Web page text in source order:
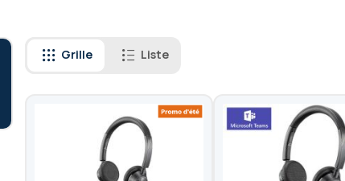
Grille Liste